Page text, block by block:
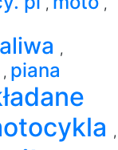
,
,
,
, piana
,